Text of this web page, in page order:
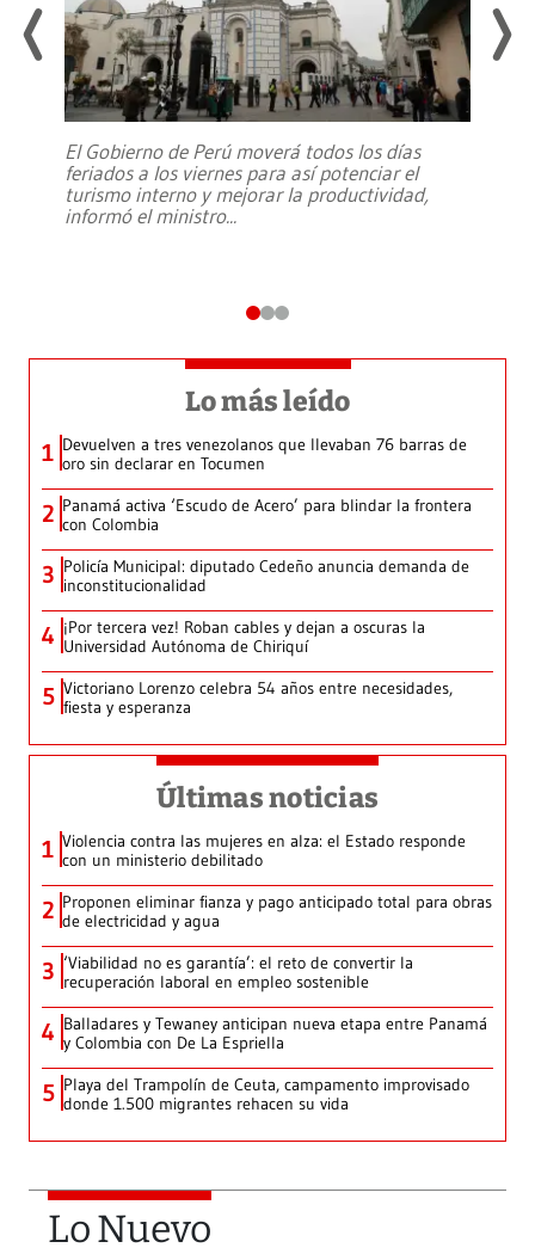
El Gobierno de Perú moverá todos los días
feriados a los viernes para así potenciar el
turismo interno y mejorar la productividad,
informó el ministro...
Lo más leído
1 Devuelven a tres venezolanos que llevaban 76 barras de
oro sin declarar en Tocumen
2 Panamá activa ‘Escudo de Acero’ para blindar la frontera
con Colombia
3 Policía Municipal: diputado Cedeño anuncia demanda de
inconstitucionalidad
4 ¡Por tercera vez! Roban cables y dejan a oscuras la
Universidad Autónoma de Chiriquí
5 Victoriano Lorenzo celebra 54 años entre necesidades,
fiesta y esperanza
Últimas noticias
1 Violencia contra las mujeres en alza: el Estado responde
con un ministerio debilitado
2 Proponen eliminar fianza y pago anticipado total para obras
de electricidad y agua
3 ‘Viabilidad no es garantía’: el reto de convertir la
recuperación laboral en empleo sostenible
4 Balladares y Tewaney anticipan nueva etapa entre Panamá
y Colombia con De La Espriella
5 Playa del Trampolín de Ceuta, campamento improvisado
donde 1.500 migrantes rehacen su vida
Lo Nuevo